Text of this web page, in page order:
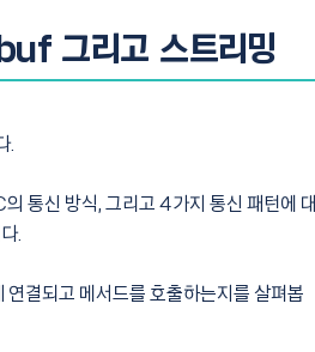
그리고 스트리밍
.
통신 방식, 그리고 4가지 통신 패턴에 대
.
결되고 메서드를 호출하는지를 살펴봅